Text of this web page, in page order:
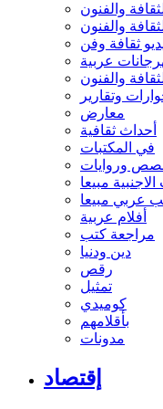
والفنون
والفنون
ثقافة وفن
عربية
والفنون
وتقارير
معارض
أحداث ثقافية
في المكتبات
وروايات
مبيعا
عربي مبيعا
أفلام عربية
مراجعة كتب
دين ودنيا
رقص
تمثيل
كوميدي
بأقلامهم
مدونات
إقتصاد